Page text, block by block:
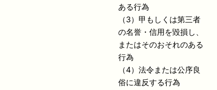
ある行為
（3）甲もしくは第三者
の名誉・信用を毀損し、
またはそのおそれのある
行為
（4）法令または公序良
俗に違反する行為